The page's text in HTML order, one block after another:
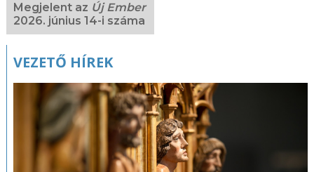
Megjelent az Új Ember
2026. június 14-i száma
VEZETŐ HÍREK